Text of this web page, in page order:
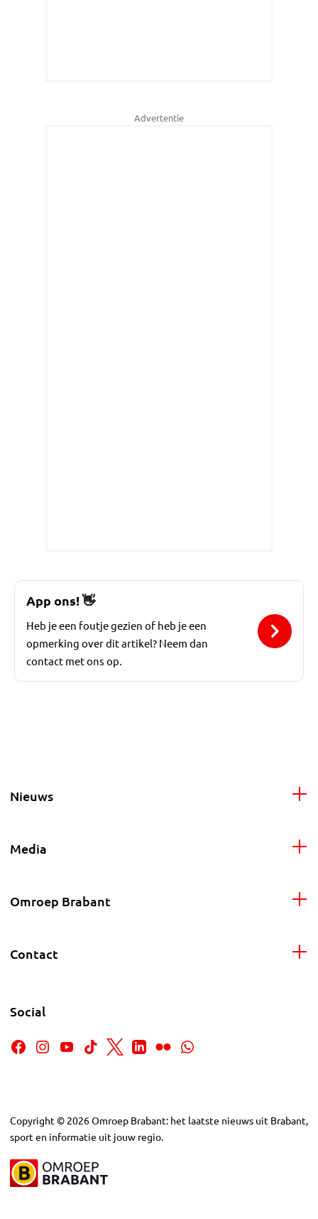
Advertentie
App ons!👋
Heb je een foutje gezien of heb je een
opmerking over dit artikel? Neem dan
contact met ons op.
Nieuws
Media
Omroep Brabant
Contact
Social
Copyright © 2026Omroep Brabant: het laatste nieuws uit Brabant,
sport en informatie uit jouw regio.